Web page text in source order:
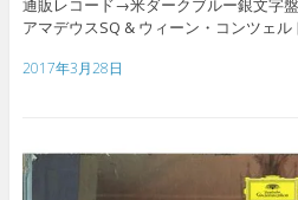
通販レコード→米ダークブルー銀文字盤
アマデウスSQ & ウィーン・コンツェ
2017年3月28日